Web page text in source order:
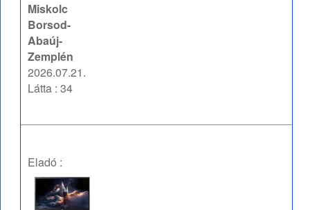
Miskolc
Borsod-
Abaúj-
Zemplén
2026.07.21.
Látta : 34
Eladó :